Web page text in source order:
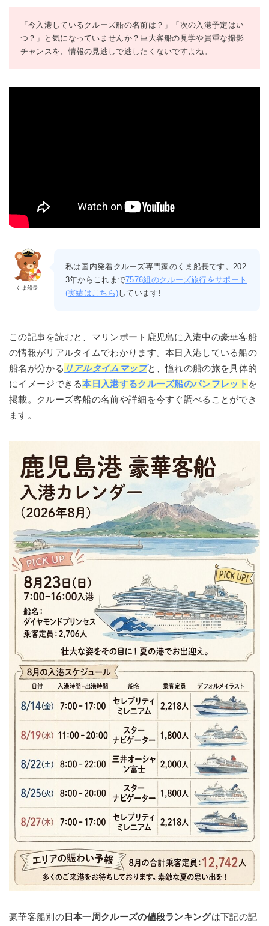
「今入港しているクルーズ船の名前は？」「次の入港予定はい
つ？」と気になっていませんか？巨大客船の見学や貴重な撮影
チャンスを、情報の見逃しで逃したくないですよね。
くま船長
私は国内発着クルーズ専門家のくま船長です。202
3年からこれまで7576組のクルーズ旅行をサポート
(実績はこちら)しています!
この記事を読むと、マリンポート鹿児島に入港中の豪華客船
の情報がリアルタイムでわかります。本日入港している船の
船名が分かる リアルタイムマップと、憧れの船の旅を具体的
にイメージできる本日入港するクルーズ船のパンフレット を
掲載。クルーズ客船の名前や詳細を今すぐ調べることができ
ます。
豪華客船別の日本一周クルーズの値段ランキングは下記の記